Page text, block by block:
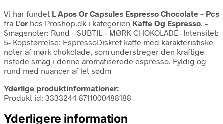
Vi har fundet L Apos Or Capsules Espresso Chocolate – Pcs
fra L'or hos Proshop.dk i kategorien Kaffe Og Espresso. –
Smagsnoter: Rund – SUBTIL – MØRK CHOKOLADE- Intensitet:
5- Kopstørrelse: EspressoDiskret kaffe med karakteristiske
noter af mørk chokolade, som understreger den kraftige
ristede smag i denne aromatiserede espresso. Fyldig og
rund med nuancer af let sødm
Yderlige produktinformationer:
Produkt id: 3333244 8711000488188
Yderligere information